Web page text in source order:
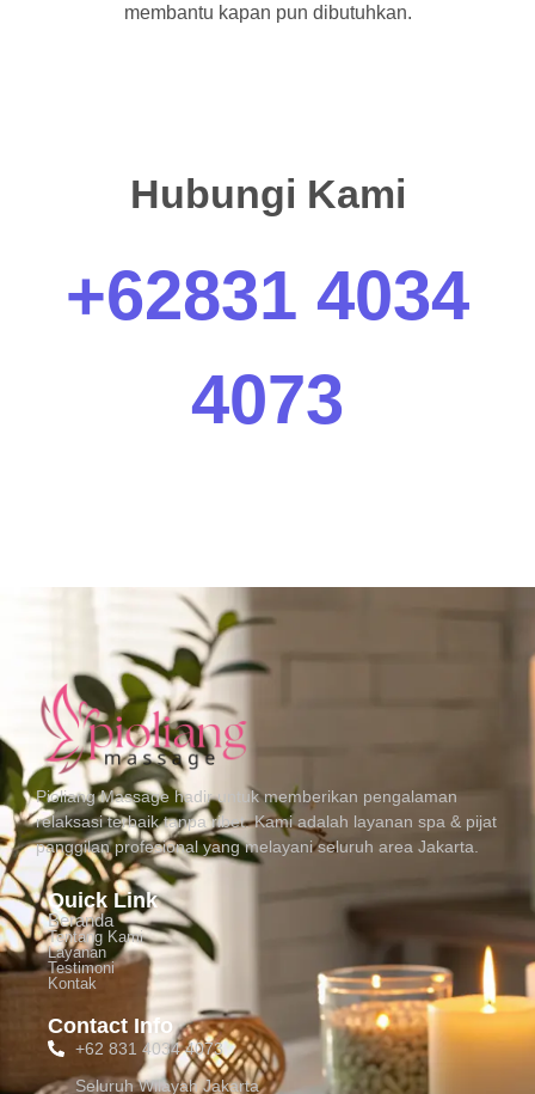
membantu kapan pun dibutuhkan.
Hubungi Kami
+62831 4034
4073
Pioliang Massage hadir untuk memberikan pengalaman
relaksasi terbaik tanpa ribet. Kami adalah layanan spa & pijat
panggilan profesional yang melayani seluruh area Jakarta.
Quick Link
Beranda
Tentang Kami
Layanan
Testimoni
Kontak
Contact Info
+62 831 4034 4073
Seluruh Wilayah Jakarta